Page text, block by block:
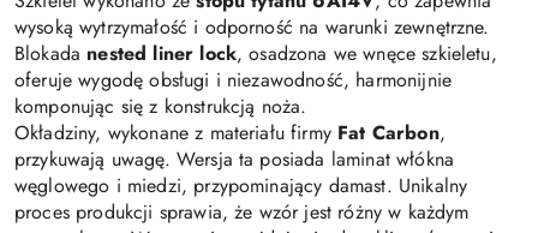
wysoką wytrzymałość i odporność na warunki zewnętrzne.
Blokada nested liner lock, osadzona we wnęce szkieletu,
oferuje wygodę obsługi i niezawodność, harmonijnie
komponując się z konstrukcją noża.
Okładziny, wykonane z materiału firmy Fat Carbon,
przykuwają uwagę. Wersja ta posiada laminat włókna
węglowego i miedzi, przypominający damast. Unikalny
proces produkcji sprawia, że wzór jest różny w każdym